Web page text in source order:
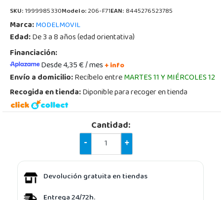
SKU:1999985330Modelo:206-F71EAN:8445276523785
Marca:MODELMOVIL
Edad:De 3 a 8 años (edad orientativa)
Financiación:
Desde 4,35 € / mes+ info
Envío a domicilio:Recíbelo entreMARTES 11 Y MIÉRCOLES 12
Recogida en tienda:Diponible para recoger en tienda
Cantidad:
-
+
Devolución gratuita en tiendas